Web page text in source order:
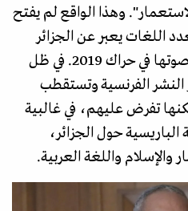
وهذا الواقع لم يفتح
اللغات يعبر عن الجزائر
الحقيقية، الجزائر التي ظهر صوتها في حراك 2019. في ظل
الفرنسية وتستقطب
لكنها تفرض عليهم، في غالبية
الباريسية حول الجزائر،
واللغة العربية.